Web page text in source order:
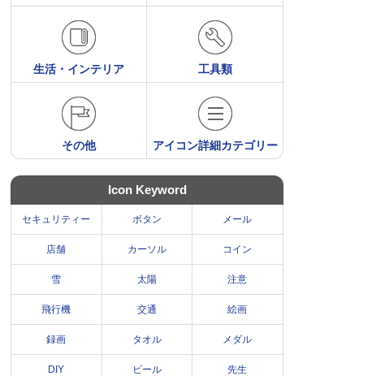
生活・インテリア 工具類
その他 アイコン詳細カテゴリー
Icon Keyword
セキュリティー ボタン メール
店舗 カーソル コイン
雪 太陽 注意
飛行機 交通 絵画
録画 タオル メダル
DIY ビール 先生